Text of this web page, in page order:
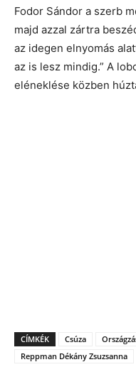
Fodor Sándor a szerb
majd azzal zártra
az idegen elnyomás
az is lesz mindig.” A
eléneklése közben
CÍMKÉK Csúza
Reppman Dékány Zsuzsanna